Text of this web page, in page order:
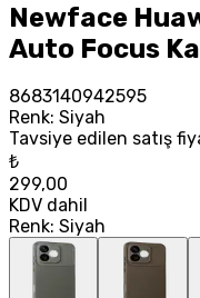
Newface
Auto Focus
8683140942595
Renk: Siyah
Tavsiye edilen satış
₺
299,00
KDV dahil
Renk: Siyah